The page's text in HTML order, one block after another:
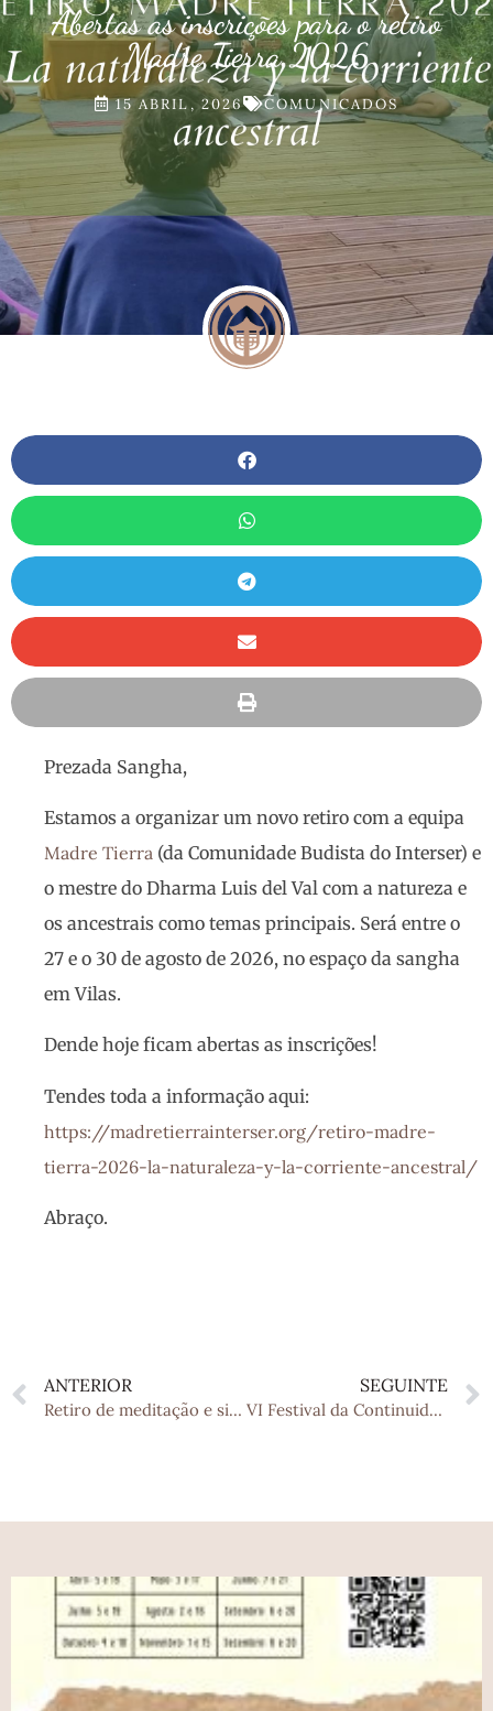
Abertas as inscrições para o retiro
Madre Tierra 2026
15 ABRIL, 2026 COMUNICADOS
Prezada Sangha,
Estamos a organizar um novo retiro com a equipa
Madre Tierra (da Comunidade Budista do Interser) e
o mestre do Dharma Luis del Val com a natureza e
os ancestrais como temas principais. Será entre o
27 e o 30 de agosto de 2026, no espaço da sangha
em Vilas.
Dende hoje ficam abertas as inscrições!
Tendes toda a informação aqui:
https://madretierrainterser.org/retiro-madre-
tierra-2026-la-naturaleza-y-la-corriente-ancestral/
Abraço.
ANTERIOR
Retiro de meditação e silêncio com o Paul [abril 2026]: abertas as inscrições!
SEGUINTE
VI Festival da Continuidade